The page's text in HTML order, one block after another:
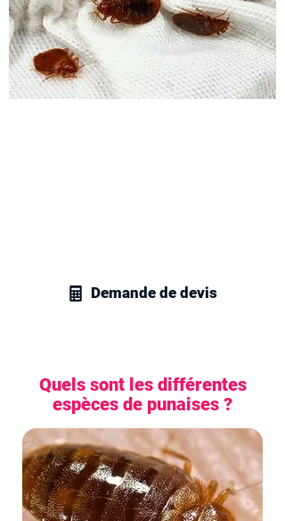
Demande de devis
Quels sont les différentes
espèces de punaises ?